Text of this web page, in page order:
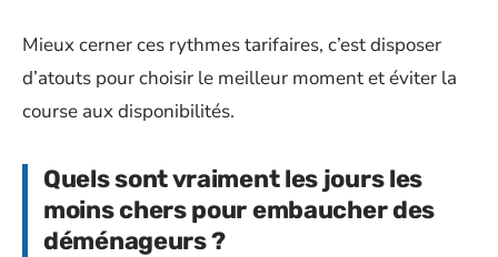
Mieux cerner ces rythmes tarifaires, c’est disposer
d’atouts pour choisir le meilleur moment et éviter la
course aux disponibilités.
Quels sont vraiment les jours les
moins chers pour embaucher des
déménageurs ?